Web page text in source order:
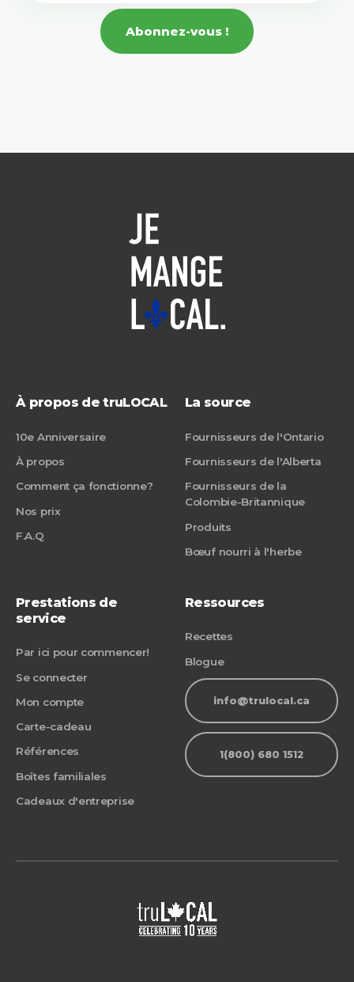
Abonnez-vous !
À propos de truLOCAL
10e Anniversaire
À propos
Comment ça fonctionne?
Nos prix
F.A.Q
La source
Fournisseurs de l'Ontario
Fournisseurs de l'Alberta
Fournisseurs de la
Colombie-Britannique
Produits
Bœuf nourri à l'herbe
Prestations de
service
Par ici pour commencer!
Se connecter
Mon compte
Carte-cadeau
Références
Boîtes familiales
Cadeaux d'entreprise
Ressources
Recettes
Blogue
info@trulocal.ca
1(800) 680 1512